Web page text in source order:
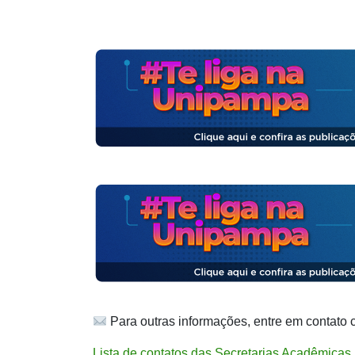
Para outras informações, entre em